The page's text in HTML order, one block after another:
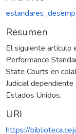
Resumen
El siguiente artículo
Performance
State Courts en
Judicial
Estados Unidos.
URI
https://